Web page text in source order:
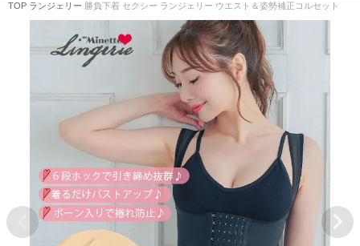
TOP ランジェリー 勝負下着 セクシー ランジェリー ウエスト＆姿勢補正コルセット